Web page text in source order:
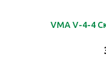
VMA V-4-4